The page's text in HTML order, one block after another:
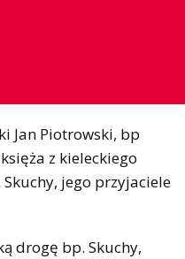
Jan Piotrowski, bp
z kieleckiego
jego przyjaciele
drogę bp. Skuchy,